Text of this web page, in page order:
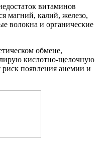
витаминов
магний, калий, железо,
волокна и органические
обмене,
кислотно-щелочную
появления анемии и